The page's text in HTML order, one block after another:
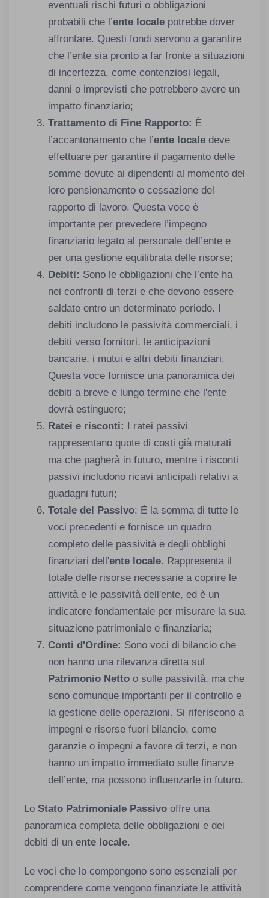
eventuali rischi futuri o obbligazioni
probabili che l’ente locale potrebbe dover
affrontare. Questi fondi servono a garantire
che l’ente sia pronto a far fronte a situazioni
di incertezza, come contenziosi legali,
danni o imprevisti che potrebbero avere un
impatto finanziario;
Trattamento di Fine Rapporto: È
l’accantonamento che l’ente locale deve
effettuare per garantire il pagamento delle
somme dovute ai dipendenti al momento del
loro pensionamento o cessazione del
rapporto di lavoro. Questa voce è
importante per prevedere l’impegno
finanziario legato al personale dell’ente e
per una gestione equilibrata delle risorse;
Debiti: Sono le obbligazioni che l’ente ha
nei confronti di terzi e che devono essere
saldate entro un determinato periodo. I
debiti includono le passività commerciali, i
debiti verso fornitori, le anticipazioni
bancarie, i mutui e altri debiti finanziari.
Questa voce fornisce una panoramica dei
debiti a breve e lungo termine che l'ente
dovrà estinguere;
Ratei e risconti: I ratei passivi
rappresentano quote di costi già maturati
ma che pagherà in futuro, mentre i risconti
passivi includono ricavi anticipati relativi a
guadagni futuri;
Totale del Passivo: È la somma di tutte le
voci precedenti e fornisce un quadro
completo delle passività e degli obblighi
finanziari dell'ente locale. Rappresenta il
totale delle risorse necessarie a coprire le
attività e le passività dell'ente, ed è un
indicatore fondamentale per misurare la sua
situazione patrimoniale e finanziaria;
Conti d'Ordine: Sono voci di bilancio che
non hanno una rilevanza diretta sul
Patrimonio Netto o sulle passività, ma che
sono comunque importanti per il controllo e
la gestione delle operazioni. Si riferiscono a
impegni e risorse fuori bilancio, come
garanzie o impegni a favore di terzi, e non
hanno un impatto immediato sulle finanze
dell’ente, ma possono influenzarle in futuro.
Lo Stato Patrimoniale Passivo offre una
panoramica completa delle obbligazioni e dei
debiti di un ente locale.
Le voci che lo compongono sono essenziali per
comprendere come vengono finanziate le attività